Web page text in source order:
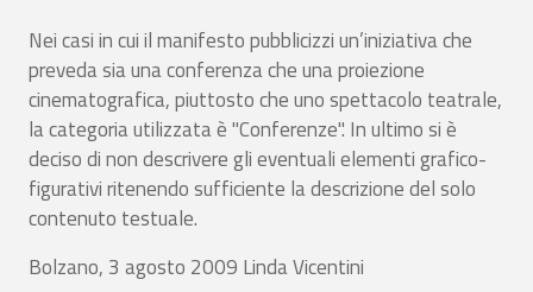
Nei casi in cui il manifesto pubblicizzi un’iniziativa che
preveda sia una conferenza che una proiezione
cinematografica, piuttosto che uno spettacolo teatrale,
la categoria utilizzata è "Conferenze". In ultimo si è
deciso di non descrivere gli eventuali elementi grafico-
figurativi ritenendo sufficiente la descrizione del solo
contenuto testuale.
Bolzano, 3 agosto 2009 Linda Vicentini